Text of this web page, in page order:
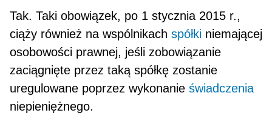
Tak. Taki obowiązek, po 1 stycznia 2015 r.,
ciąży również na wspólnikachspółki niemającej
osobowości praw­nej, jeśli zobowiązanie
zaciągnięte przez taką spółkę zostanie
uregulowane poprzez wykonanieświadczenia
nie­pieniężnego.